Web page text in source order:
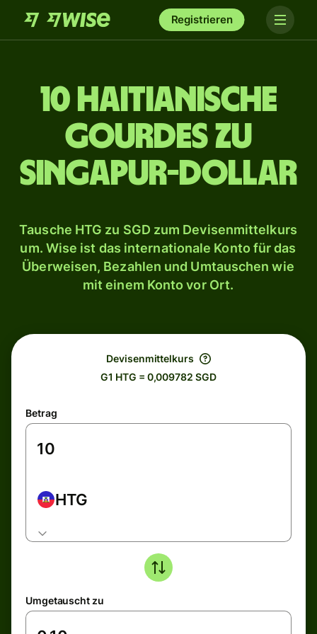
Registrieren
10 haitianische
Gourdes zu
Singapur-Dollar
Tausche HTG zu SGD zum Devisenmittelkurs
um. Wise ist das internationale Konto für das
Überweisen, Bezahlen und Umtauschen wie
mit einem Konto vor Ort.
Devisenmittelkurs
G1 HTG = 0,009782 SGD
Betrag
HTG
Umgetauscht zu